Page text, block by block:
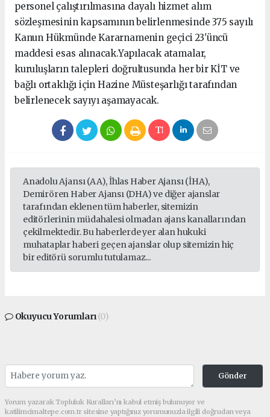
personel çalıştırılmasına dayalı hizmet alım
sözleşmesinin kapsamının belirlenmesinde 375 sayılı
Kanun Hükmünde Kararnamenin geçici 23'üncü
maddesi esas alınacak.Yapılacak atamalar,
kuruluşların talepleri doğrultusunda her bir KİT ve
bağlı ortaklığı için Hazine Müsteşarlığı tarafından
belirlenecek sayıyı aşamayacak.
Anadolu Ajansı (AA), İhlas Haber Ajansı (İHA),
Demirören Haber Ajansı (DHA) ve diğer ajanslar
tarafından eklenen tüm haberler, sitemizin
editörlerinin müdahalesi olmadan ajans kanallarından
çekilmektedir. Bu haberlerde yer alan hukuki
muhataplar haberi geçen ajanslar olup sitemizin hiç
bir editörü sorumlu tutulamaz...
Okuyucu Yorumları(0)
Gönder
Yorum yazarak Topluluk Kuralları’nı kabul etmiş bulunuyor ve
katilimcimaltepe.com.tr sitesine yaptığınız yorumunuzla ilgili doğrudan veya